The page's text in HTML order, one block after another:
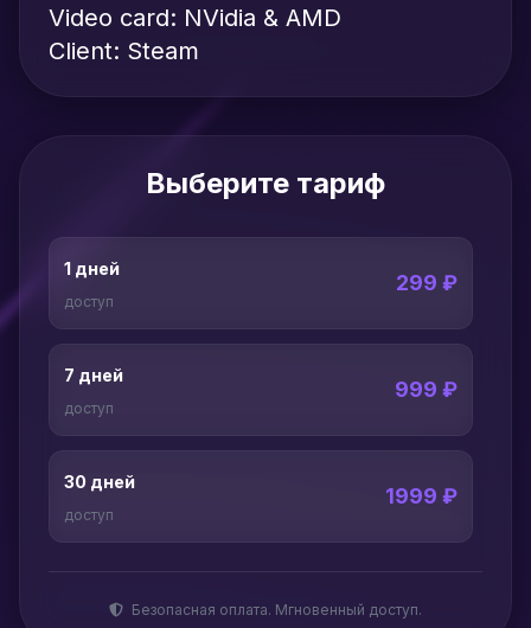
Video card: NVidia & AMD
Client: Steam
Выберите тариф
1 дней
доступ
299 ₽
7 дней
доступ
999 ₽
30 дней
доступ
1999 ₽
Безопасная оплата. Мгновенный доступ.